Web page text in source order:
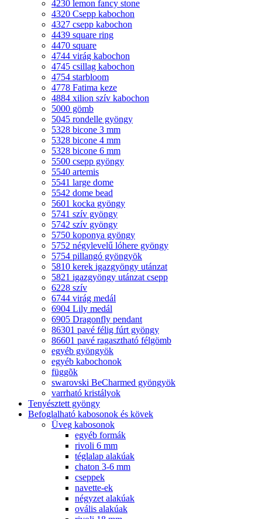
4230 lemon fancy stone
4320 Csepp kabochon
4327 csepp kabochon
4439 square ring
4470 square
4744 virág kabochon
4745 csillag kabochon
4754 starbloom
4778 Fatima keze
4884 xilion szív kabochon
5000 gömb
5045 rondelle gyöngy
5328 bicone 3 mm
5328 bicone 4 mm
5328 bicone 6 mm
5500 csepp gyöngy
5540 artemis
5541 large dome
5542 dome bead
5601 kocka gyöngy
5741 szív gyöngy
5742 szív gyöngy
5750 koponya gyöngy
5752 négylevelű lóhere gyöngy
5754 pillangó gyöngyök
5810 kerek igazgyöngy utánzat
5821 igazgyöngy utánzat csepp
6228 szív
6744 virág medál
6904 Lily medál
6905 Dragonfly pendant
86301 pavé félig fúrt gyöngy
86601 pavé ragasztható félgömb
egyéb gyöngyök
egyéb kabochonok
függõk
swarovski BeCharmed gyöngyök
varrható kristályok
Tenyésztett gyöngy
Befoglalható kabosonok és kövek
Üveg kabosonok
egyéb formák
rivoli 6 mm
téglalap alakúak
chaton 3-6 mm
cseppek
navette-ek
négyzet alakúak
ovális alakúak